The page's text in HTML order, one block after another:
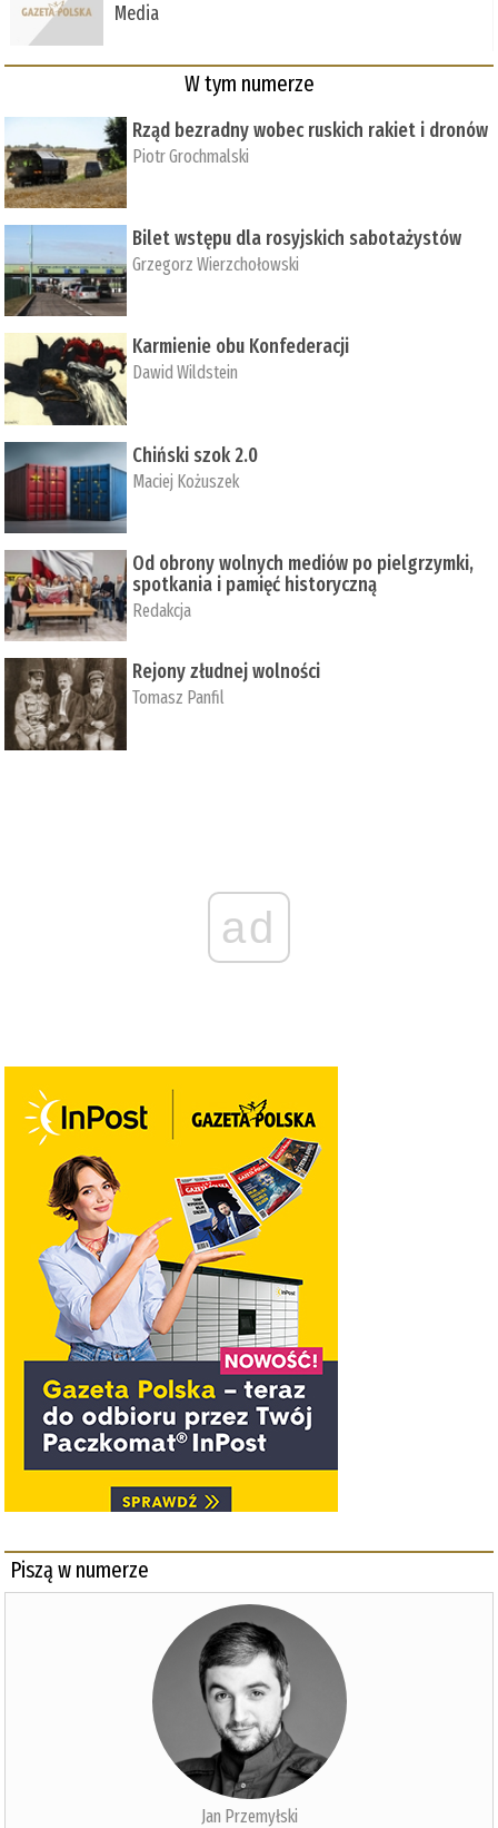
Media
W tym numerze
Rząd bezradny wobec ruskich rakiet i dronów
Piotr Grochmalski
Bilet wstępu dla rosyjskich sabotażystów
Grzegorz Wierzchołowski
Karmienie obu Konfederacji
Dawid Wildstein
Chiński szok 2.0
Maciej Kożuszek
Od obrony wolnych mediów po pielgrzymki,
spotkania i pamięć historyczną
Redakcja
Rejony złudnej wolności
Tomasz Panfil
ad
Piszą w numerze
Jan Przemyłski